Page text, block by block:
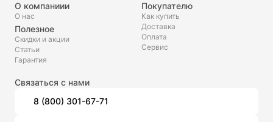
О компаниии
О нас
Полезное
Скидки и акции
Статьи
Гарантия
Покупателю
Как купить
Доставка
Оплата
Сервис
Связаться с нами
8 (800) 301-67-71